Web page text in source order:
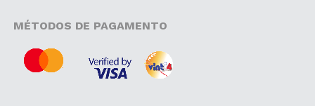
MÉTODOS DE PAGAMENTO